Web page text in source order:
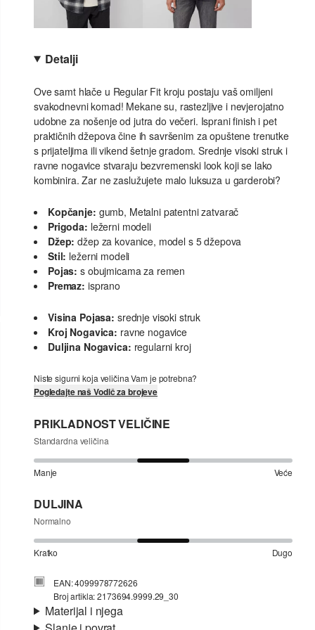
Detalji
Ove samt hlače u Regular Fit kroju postaju vaš omiljeni
svakodnevni komad! Mekane su, rastezljive i nevjerojatno
udobne za nošenje od jutra do večeri. Isprani finish i pet
praktičnih džepova čine ih savršenim za opuštene trenutke
s prijateljima ili vikend šetnje gradom. Srednje visoki struk i
ravne nogavice stvaraju bezvremenski look koji se lako
kombinira. Zar ne zaslužujete malo luksuza u garderobi?
Kopčanje: gumb, Metalni patentni zatvarač
Prigoda: ležerni modeli
Džep: džep za kovanice, model s 5 džepova
Stil: ležerni modeli
Pojas: s obujmicama za remen
Premaz: isprano
Visina Pojasa: srednje visoki struk
Kroj Nogavica: ravne nogavice
Duljina Nogavica: regularni kroj
Niste sigurni koja veličina Vam je potrebna?
Pogledajte naš Vodič za brojeve
PRIKLADNOST VELIČINE
Standardna veličina
Manje Veće
DULJINA
Normalno
Kratko Dugo
EAN: 4099978772626
Broj artikla: 2173694.9999.29_30
Materijal i njega